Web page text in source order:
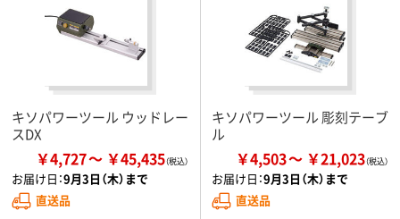
キソパワーツール ウッドレー
スDX
￥4,727 ￥45,435
お届け日：9月3日（木）まで
直送品
キソパワーツール 彫刻テーブ
ル
￥4,503 ￥21,023
お届け日：9月3日（木）まで
直送品